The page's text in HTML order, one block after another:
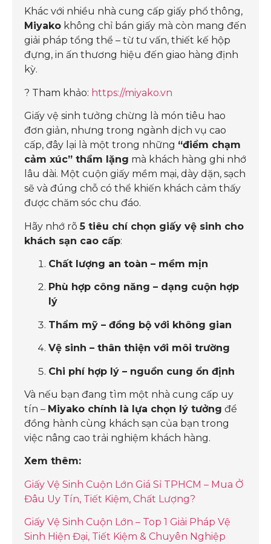
Khác với nhiều nhà cung cấp giấy phổ thông,
Miyako không chỉ bán giấy mà còn mang đến
giải pháp tổng thể – từ tư vấn, thiết kế hộp
đựng, in ấn thương hiệu đến giao hàng định
kỳ.
? Tham khảo: https://miyako.vn
Giấy vệ sinh tưởng chừng là món tiêu hao
đơn giản, nhưng trong ngành dịch vụ cao
cấp, đây lại là một trong những “điểm chạm
cảm xúc” thầm lặng mà khách hàng ghi nhớ
lâu dài. Một cuộn giấy mềm mại, dày dặn, sạch
sẽ và đúng chỗ có thể khiến khách cảm thấy
được chăm sóc chu đáo.
Hãy nhớ rõ5 tiêu chí chọn giấy vệ sinh cho
khách sạn cao cấp:
Chất lượng an toàn – mềm mịn
Phù hợp công năng – dạng cuộn hợp
lý
Thẩm mỹ – đồng bộ với không gian
Vệ sinh – thân thiện với môi trường
Chi phí hợp lý – nguồn cung ổn định
Và nếu bạn đang tìm một nhà cung cấp uy
tín – Miyako chính là lựa chọn lý tưởng để
đồng hành cùng khách sạn của bạn trong
việc nâng cao trải nghiệm khách hàng.
Xem thêm:
Giấy Vệ Sinh Cuộn Lớn Giá Sỉ TPHCM – Mua Ở
Đâu Uy Tín, Tiết Kiệm, Chất Lượng?
Giấy Vệ Sinh Cuộn Lớn – Top 1 Giải Pháp Vệ
Sinh Hiện Đại, Tiết Kiệm & Chuyên Nghiệp